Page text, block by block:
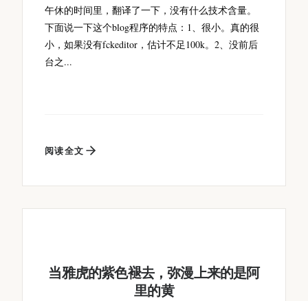
午休的时间里，翻译了一下，没有什么技术含量。
下面说一下这个blog程序的特点：1、很小。真的很
小，如果没有fckeditor，估计不足100k。2、没前后
台之...
阅读全文
当雅虎的紫色褪去，弥漫上来的是阿
里的黄